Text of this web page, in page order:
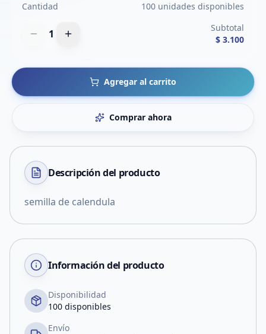
Cantidad 100 unidades disponibles
1
Subtotal
$ 3.100
Agregar al carrito
Comprar ahora
Descripción del producto
semilla de calendula
Información del producto
Disponibilidad
100 disponibles
Envío